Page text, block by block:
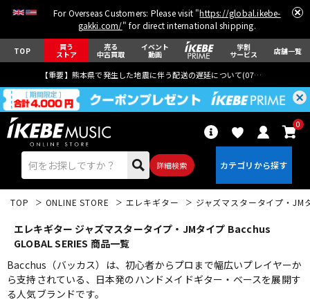
For Overseas Customers: Please visit "https://global.ikebe-
gakki.com/" for direct international shipping.
TOP 買う
ストア
売る
中古買取
イベント
動画
学割
サービス 店舗一覧
【重要】熊本県で発生した地震に伴う配送の遅延について(07月29日
詳細検索
0
エレキギター アコギ/エレアコ
TOP ONLINE STORE エレキギター ジャズマスタータイプ・JM
エレキギター ジャズマスタータイプ・JMタイプ Bacchus
GLOBAL SERIES 商品一覧
Bacchus（バッカス）は、初心者からプロまで幅広いプレイヤーか
ら支持されている、日本発のハンドメイドギター・ベースを展開す
る人気ブランドです。